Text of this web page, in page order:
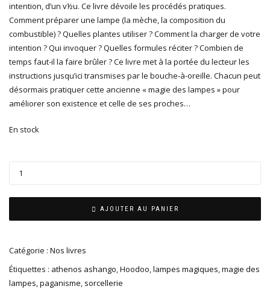
intention, d’un v½u. Ce livre dévoile les procédés pratiques.
Comment préparer une lampe (la mèche, la composition du
combustible) ? Quelles plantes utiliser ? Comment la charger de votre
intention ? Qui invoquer ? Quelles formules réciter ? Combien de
temps faut-il la faire brûler ? Ce livre met à la portée du lecteur les
instructions jusqu’ici transmises par le bouche-à-oreille. Chacun peut
désormais pratiquer cette ancienne « magie des lampes » pour
améliorer son existence et celle de ses proches…
En stock
AJOUTER AU PANIER
Catégorie : Nos livres
Étiquettes : athenos ashango,Hoodoo,lampes magiques,magie des
lampes,paganisme, sorcellerie